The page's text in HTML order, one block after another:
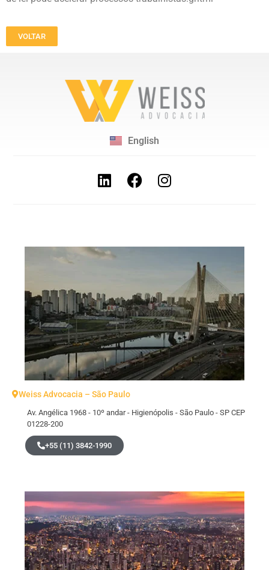
VOLTAR
English
Weiss Advocacia – São Paulo
Av. Angélica 1968 - 10º andar - Higienópolis - São Paulo - SP CEP
01228-200
+55 (11) 3842-1990